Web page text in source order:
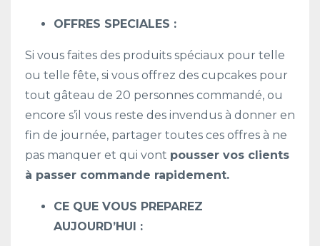
OFFRES SPECIALES :
Si vous faites des produits spéciaux pour telle
ou telle fête, si vous offrez des cupcakes pour
tout gâteau de 20 personnes commandé, ou
encore s’il vous reste des invendus à donner en
fin de journée, partager toutes ces offres à ne
pas manquer et qui vont pousser vos clients
à passer commande rapidement.
CE QUE VOUS PREPAREZ
AUJOURD’HUI :